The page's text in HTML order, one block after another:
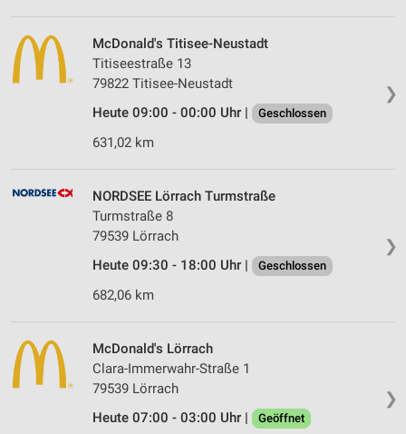
❯
McDonald's Titisee-Neustadt
Titiseestraße 13
79822 Titisee-Neustadt
Heute 09:00 - 00:00 Uhr |
Geschlossen
631,02 km
❯
NORDSEE Lörrach Turmstraße
Turmstraße 8
79539 Lörrach
Heute 09:30 - 18:00 Uhr |
Geschlossen
682,06 km
❯
McDonald's Lörrach
Clara-Immerwahr-Straße 1
79539 Lörrach
Heute 07:00 - 03:00 Uhr |
Geöffnet